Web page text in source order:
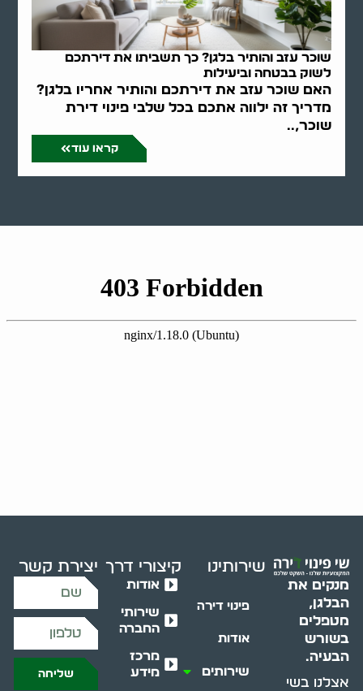
שוכר עזב והותיר בלגן? כך תשביתו את דירתכם
לשוק בבטחה וביעילות
האם שוכר עזב את דירתכם והותיר אחריו בלגן?
מדריך זה ילווה אתכם בכל שלבי פינוי דירת
שוכר,..
קראו עוד
מנקים את
הבלגן,
מטפלים
בשורש
הבעיה.
אצלנו בשי
שירותינו
פינוי דירה
אודות
שירותים
קיצורי דרך
אודות
שירותי
החברה
מרכז
מידע
יצירת קשר
שליחה